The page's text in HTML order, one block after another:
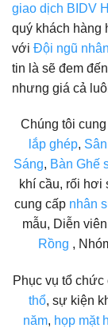
giao dịch BIDV
quý khách hàng
với Đội ngũ
tin là sẽ đem
nhưng giá cả
Chúng tôi cung
lắp ghép,
Sáng, Bàn Ghế
khí cầu, rối
cung cấp nhân
mẫu, Diễn
Rồng ,
Phục vụ tổ
thổ, sự kiện
năm, họp mặt